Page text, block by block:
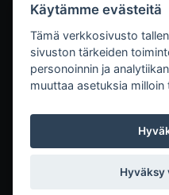
Eläinlääkäri Helsingissä
Koirapuistot Tampereella
Linkit
Käytämme evästeitä
Tämä verkkosivusto
sivuston tärkeiden
personoinnin ja
muuttaa asetuksia milloin
Hyväksy